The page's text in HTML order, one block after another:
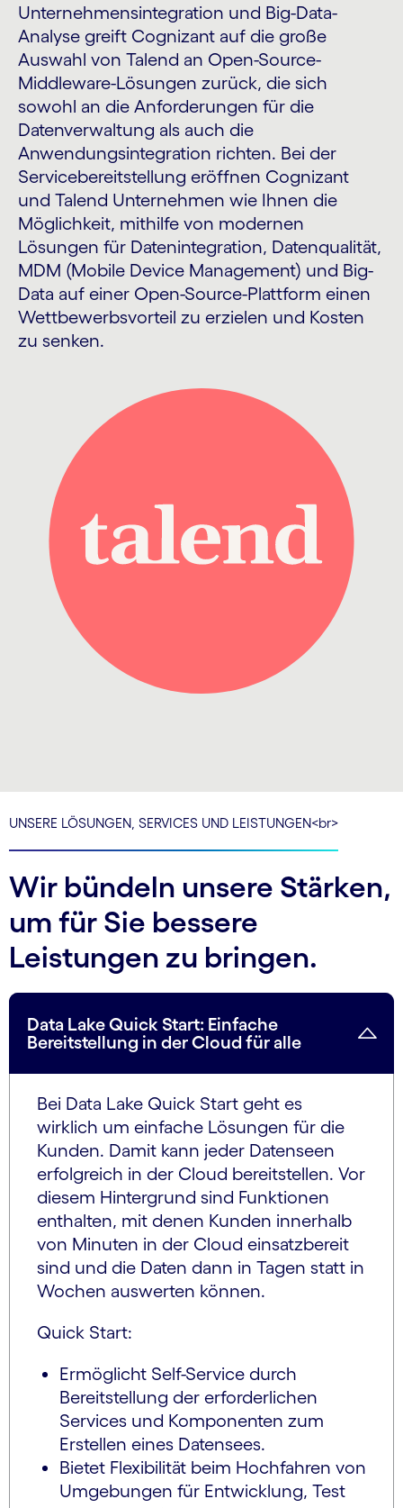
Unternehmensintegration und Big-Data-
Analyse greift Cognizant auf die große
Auswahl von Talend an Open-Source-
Middleware-Lösungen zurück, die sich
sowohl an die Anforderungen für die
Datenverwaltung als auch die
Anwendungsintegration richten. Bei der
Servicebereitstellung eröffnen Cognizant
und Talend Unternehmen wie Ihnen die
Möglichkeit, mithilfe von modernen
Lösungen für Datenintegration, Datenqualität,
MDM (Mobile Device Management) und Big-
Data auf einer Open-Source-Plattform einen
Wettbewerbsvorteil zu erzielen und Kosten
zu senken.
UNSERE LÖSUNGEN, SERVICES UND LEISTUNGEN<br>
Wir bündeln unsere Stärken,
um für Sie bessere
Leistungen zu bringen.
Data Lake Quick Start: Einfache
Bereitstellung in der Cloud für alle
Bei Data Lake Quick Start geht es
wirklich um einfache Lösungen für die
Kunden. Damit kann jeder Datenseen
erfolgreich in der Cloud bereitstellen. Vor
diesem Hintergrund sind Funktionen
enthalten, mit denen Kunden innerhalb
von Minuten in der Cloud einsatzbereit
sind und die Daten dann in Tagen statt in
Wochen auswerten können.
Quick Start:
Ermöglicht Self-Service durch
Bereitstellung der erforderlichen
Services und Komponenten zum
Erstellen eines Datensees.
Bietet Flexibilität beim Hochfahren von
Umgebungen für Entwicklung, Test